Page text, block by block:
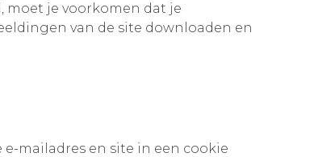
moet je voorkomen dat je
van de site downloaden en
mailadres en site in een cookie